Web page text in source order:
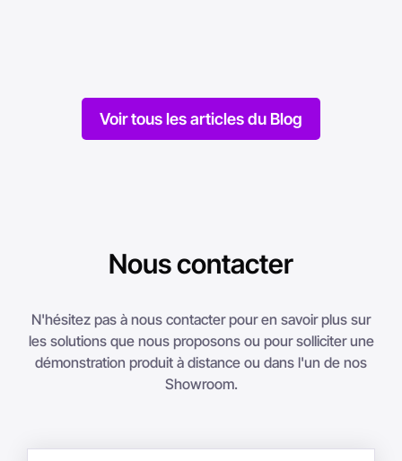
Voir tous les articles du Blog
Nous contacter
N'hésitez pas à nous contacter pour en savoir plus sur
les solutions que nous proposons ou pour solliciter une
démonstration produit à distance ou dans l'un de nos
Showroom.